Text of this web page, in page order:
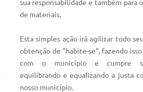
sua responsabilidade e também para
de materiais.
Esta simples ação irá agilizar todo
obtenção de "habite-se", fazendo
com o município e cumpre
equilibrando e equalizando a justa
nosso município.